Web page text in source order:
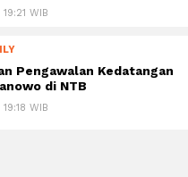
WIB
Pengawalan Kedatangan
di NTB
WIB